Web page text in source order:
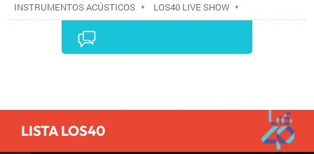
INSTRUMENTOS ACÚSTICOS • LOS40 LIVE SHOW •
CONCIERTOS•LOS40•EVENTOS MUSICALES•
•AGENDA CULTURAL
•PRISA MEDIA•MÚSICA•GRUPO
COMUNICACIÓN•COMUNICACIÓN•
LISTA LOS40